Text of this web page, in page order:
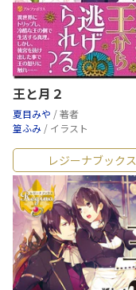
王と月２
夏目みや / 著者
篁ふみ / イラスト
レジーナブックス